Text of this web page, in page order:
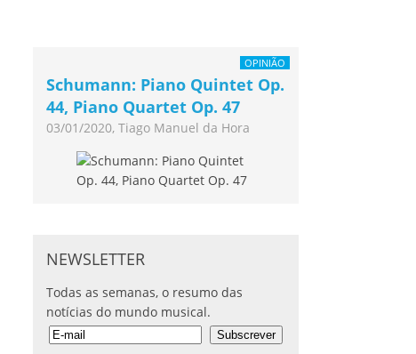
OPINIÃO
Schumann: Piano Quintet Op.
44, Piano Quartet Op. 47
03/01/2020, Tiago Manuel da Hora
NEWSLETTER
Todas as semanas, o resumo das
notícias do mundo musical.